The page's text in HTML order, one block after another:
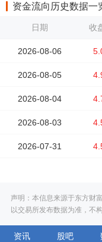
资金流向历史数据一
日期 收
2026-08-06
2026-08-05
2026-08-04
2026-08-03
2026-07-31
声明：本信息来源于东方财
以交易所发布数据为准，不
资讯 股吧